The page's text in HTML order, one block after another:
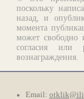
поскольку
назад, и
момента
может свободно
согласия или
вознаграждения.
Email: